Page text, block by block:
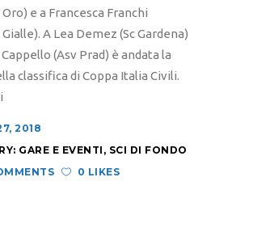
e a Francesca Franchi
A Lea Demez (Sc Gardena)
(Asv Prad) è andata la
classifica di Coppa Italia Civili.
2018
GARE E EVENTI , SCI DI FONDO
0 LIKES